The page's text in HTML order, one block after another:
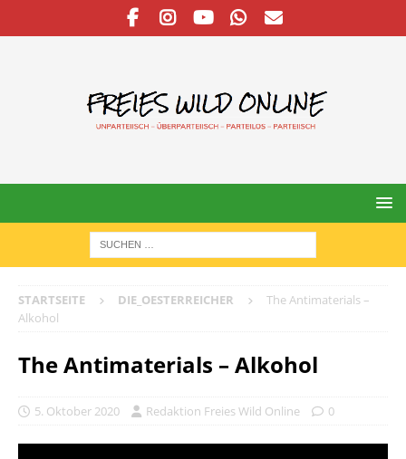
STARTSEITE DIE_OESTERREICHER
The Antimaterials –
Alkohol
The Antimaterials – Alkohol
5. Oktober 2020 Redaktion Freies Wild Online 0